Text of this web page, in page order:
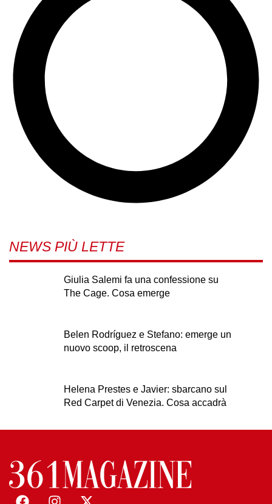
NEWS PIÙ LETTE
Giulia Salemi fa una confessione su
The Cage. Cosa emerge
Belen Rodríguez e Stefano: emerge un
nuovo scoop, il retroscena
Helena Prestes e Javier: sbarcano sul
Red Carpet di Venezia. Cosa accadrà